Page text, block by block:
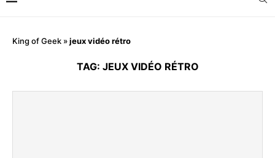
King of Geek »jeux vidéo rétro
TAG: JEUX VIDÉO RÉTRO